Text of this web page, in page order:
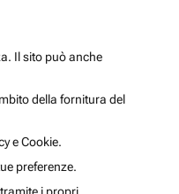
Il sito può anche
della fornitura del
e Cookie.
preferenze.